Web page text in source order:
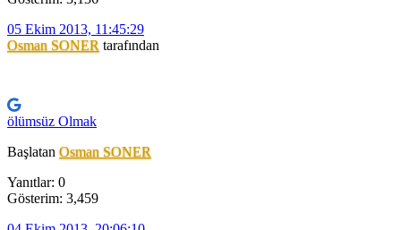
05 Ekim 2013, 11:45:29
Osman SONER tarafından
ölümsüz Olmak
BaşlatanOsman SONER
Yanıtlar: 0
Gösterim: 3,459